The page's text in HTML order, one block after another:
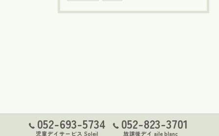
052-693-5734
児童デイサービス Soleil
052-823-3701
放課後デイ aile blanc